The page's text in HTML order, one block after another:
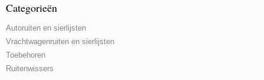
Categorieën
Autoruiten en sierlijsten
Vrachtwagenruiten en sierlijsten
Toebehoren
Ruitenwissers